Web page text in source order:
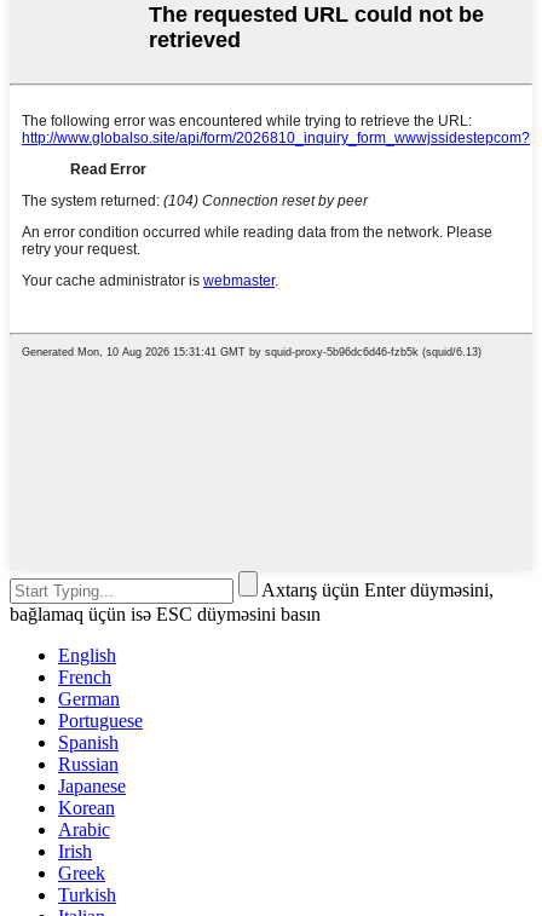
Axtarış üçün Enter düyməsini,
bağlamaq üçün isə ESC düyməsini basın
English
French
German
Portuguese
Spanish
Russian
Japanese
Korean
Arabic
Irish
Greek
Turkish